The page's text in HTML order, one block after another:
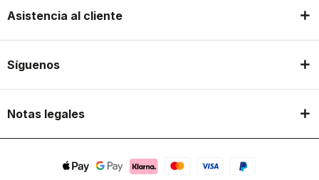
Asistencia al cliente
Síguenos
Notas legales